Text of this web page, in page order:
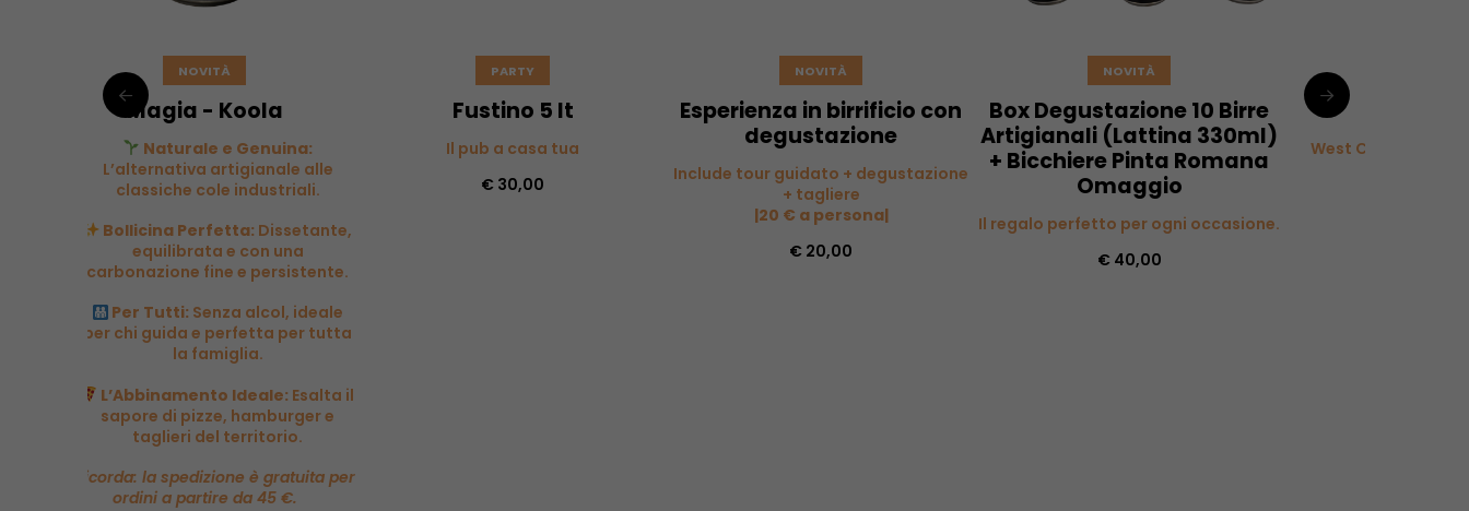
NOVITÀ
Magia - Koola
Naturale e Genuina:
L’alternativa artigianale alle
classiche cole industriali.
Bollicina Perfetta: Dissetante,
equilibrata e con una
carbonazione fine e persistente.
Per Tutti: Senza alcol, ideale
per chi guida e perfetta per tutta
la famiglia.
L’Abbinamento Ideale: Esalta il
sapore di pizze, hamburger e
taglieri del territorio.
Ricorda: la spedizione è gratuita per
ordini a partire da 45 €.
PARTY
Fustino 5 lt
Il pub a casa tua
€ 30,00
NOVITÀ
Esperienza in birrificio con
degustazione
Include tour guidato + degustazione
+ tagliere
|20 € a persona|
€ 20,00
NOVITÀ
Box Degustazione 10 Birre
Artigianali (Lattina 330ml)
+ Bicchiere Pinta Romana
Omaggio
Il regalo perfetto per ogni occasione.
€ 40,00
West Coast IPA |